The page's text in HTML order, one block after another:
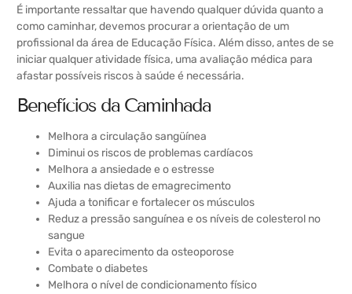
É importante ressaltar que havendo qualquer dúvida quanto a
como caminhar, devemos procurar a orientação de um
profissional da área de Educação Física. Além disso, antes de se
iniciar qualquer atividade física, uma avaliação médica para
afastar possíveis riscos à saúde é necessária.
Benefícios da Caminhada
Melhora a circulação sangüínea
Diminui os riscos de problemas cardíacos
Melhora a ansiedade e o estresse
Auxilia nas dietas de emagrecimento
Ajuda a tonificar e fortalecer os músculos
Reduz a pressão sanguínea e os níveis de colesterol no
sangue
Evita o aparecimento da osteoporose
Combate o diabetes
Melhora o nível de condicionamento físico